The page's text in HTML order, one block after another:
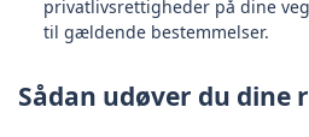
privatlivsrettigheder på dine
til gældende bestemmelser.
Sådan udøver du dine